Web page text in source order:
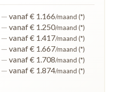
— vanaf € 1.166/maand (*)
— vanaf € 1.250/maand (*)
— vanaf € 1.417/maand (*)
— vanaf € 1.667/maand (*)
— vanaf € 1.708/maand (*)
— vanaf € 1.874/maand (*)